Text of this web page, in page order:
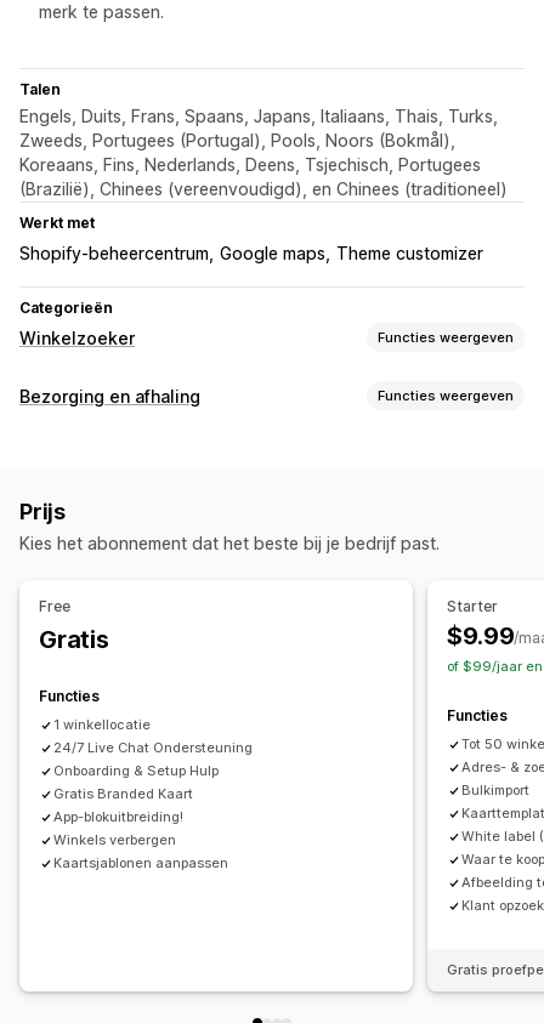
merk te passen.
Talen
Engels, Duits, Frans, Spaans, Japans, Italiaans, Thais, Turks,
Zweeds, Portugees (Portugal), Pools, Noors (Bokmål),
Koreaans, Fins, Nederlands, Deens, Tsjechisch, Portugees
(Brazilië), Chinees (vereenvoudigd), en Chinees (traditioneel)
Werkt met
Shopify-beheercentrum Google maps Theme customizer
Categorieën
Winkelzoeker Functies weergeven
Weergaveopties
Importeren en exporteren
Locatie zoeken
Geolocatie
Afstandsfilter
Bezorging en afhaling Functies weergeven
Afhaalopties
Tracking in realtime
Bezorgkaart
Prijs
Kies het abonnement dat het beste bij je bedrijf past.
Free
Gratis
Functies
1 winkellocatie
24/7 Live Chat Ondersteuning
Onboarding & Setup Hulp
Gratis Branded Kaart
App-blokuitbreiding!
Winkels verbergen
Kaartsjablonen aanpassen
Starter
$9.99/
of $99/jaar en
Functies
Tot 50
Adres- &
Bulkimport
White label
Waar te
Afbeelding
Klant
Gratis